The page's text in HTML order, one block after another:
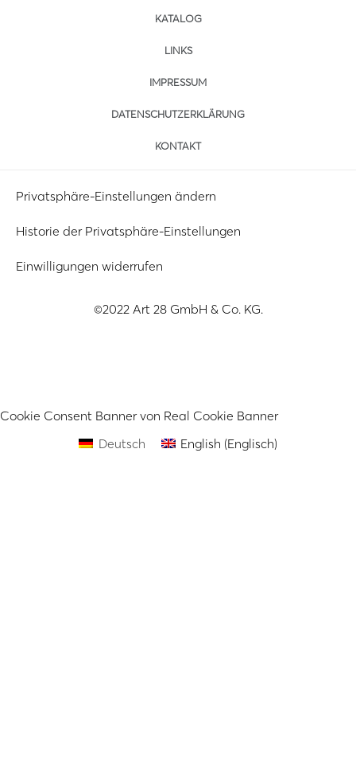
KATALOG
LINKS
IMPRESSUM
DATENSCHUTZERKLÄRUNG
KONTAKT
Privatsphäre-Einstellungen ändern
Historie der Privatsphäre-Einstellungen
Einwilligungen widerrufen
©2022 Art 28 GmbH & Co. KG.
Cookie Consent Banner von Real Cookie Banner
Deutsch
English (Englisch)